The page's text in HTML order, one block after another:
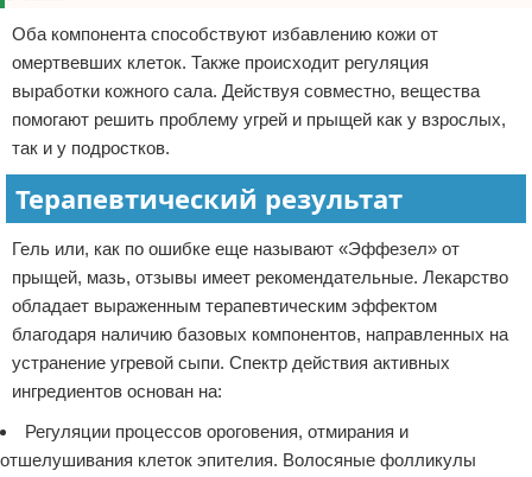
Оба компонента способствуют избавлению кожи от
омертвевших клеток. Также происходит регуляция
выработки кожного сала. Действуя совместно, вещества
помогают решить проблему угрей и прыщей как у взрослых,
так и у подростков.
Терапевтический результат
Гель или, как по ошибке еще называют «Эффезел» от
прыщей, мазь, отзывы имеет рекомендательные. Лекарство
обладает выраженным терапевтическим эффектом
благодаря наличию базовых компонентов, направленных на
устранение угревой сыпи. Спектр действия активных
ингредиентов основан на:
Регуляции процессов ороговения, отмирания и
отшелушивания клеток эпителия. Волосяные фолликулы